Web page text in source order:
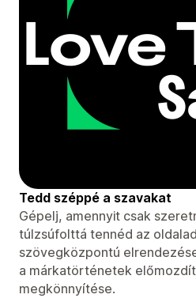
Tedd széppé a szavakat
Gépelj, amennyit csak
túlzsúfolttá tennéd az
szövegközpontú
a márkatörténetek
megkönnyítése.